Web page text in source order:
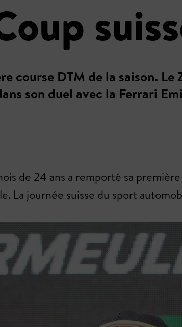
course DTM de la saison.
son duel avec la Ferrari
de 24 ans a remporté sa
La journée suisse du sport